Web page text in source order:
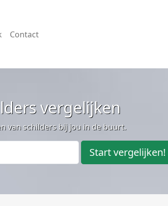
Contact
vergelijken
van schilders bij jou in de buurt.
Start vergelijken!